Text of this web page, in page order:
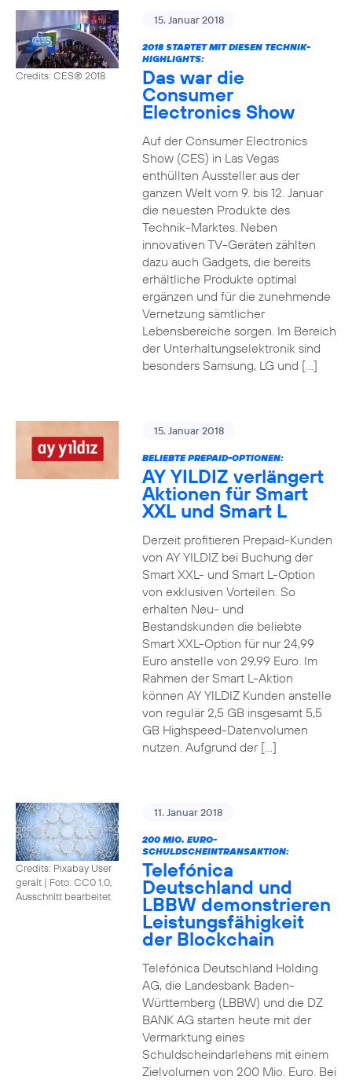
Credits: CES® 2018
15. Januar 2018
2018 STARTET MIT DIESEN TECHNIK-
HIGHLIGHTS:
Das war die
Consumer
Electronics Show
Auf der Consumer Electronics
Show (CES) in Las Vegas
enthüllten Aussteller aus der
ganzen Welt vom 9. bis 12. Januar
die neuesten Produkte des
Technik-Marktes. Neben
innovativen TV-Geräten zählten
dazu auch Gadgets, die bereits
erhältliche Produkte optimal
ergänzen und für die zunehmende
Vernetzung sämtlicher
Lebensbereiche sorgen. Im Bereich
der Unterhaltungselektronik sind
besonders Samsung, LG und […]
15. Januar 2018
BELIEBTE PREPAID-OPTIONEN:
AY YILDIZ verlängert
Aktionen für Smart
XXL und Smart L
Derzeit profitieren Prepaid-Kunden
von AY YILDIZ bei Buchung der
Smart XXL- und Smart L-Option
von exklusiven Vorteilen. So
erhalten Neu- und
Bestandskunden die beliebte
Smart XXL-Option für nur 24,99
Euro anstelle von 29,99 Euro. Im
Rahmen der Smart L-Aktion
können AY YILDIZ Kunden anstelle
von regulär 2,5 GB insgesamt 5,5
GB Highspeed-Datenvolumen
nutzen. Aufgrund der […]
Credits: Pixabay User
geralt | Foto: CC0 1.0,
Ausschnitt bearbeitet
11. Januar 2018
200 MIO. EURO-
SCHULDSCHEINTRANSAKTION:
Telefónica
Deutschland und
LBBW demonstrieren
Leistungsfähigkeit
der Blockchain
Telefónica Deutschland Holding
AG, die Landesbank Baden-
Württemberg (LBBW) und die DZ
BANK AG starten heute mit der
Vermarktung eines
Schuldscheindarlehens mit einem
Zielvolumen von 200 Mio. Euro. Bei